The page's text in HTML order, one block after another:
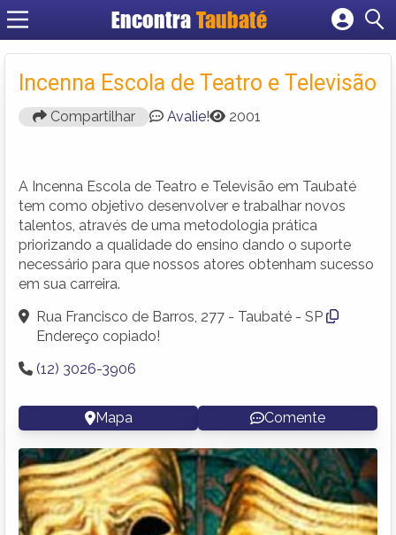
EncontraTaubaté
Cadastrar empresa
Criar conta
Incenna Escola de Teatro e Televisão
Compartilhar Avalie! 2001
A Incenna Escola de Teatro e Televisão em Taubaté
tem como objetivo desenvolver e trabalhar novos
talentos, através de uma metodologia prática
priorizando a qualidade do ensino dando o suporte
necessário para que nossos atores obtenham sucesso
em sua carreira.
Rua Francisco de Barros, 277 - Taubaté - SP
Endereço copiado!
(12) 3026-3906
Mapa Comente